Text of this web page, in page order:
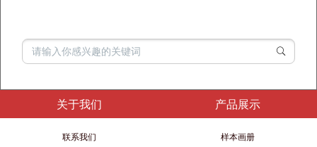
关于我们
联系我们
产品展示
样本画册